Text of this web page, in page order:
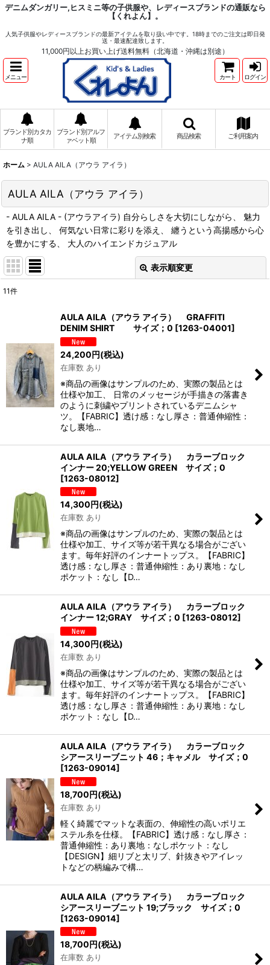
デニムダンガリー,ヒスミニ等の子供服や、レディースブランドの通販なら
【くれよん】。
人気子供服やレディースブランドの最新アイテムを取り扱い中です。18時までのご注文は即日発
送・最速配達致します。
11,000円以上お買い上げ送料無料（北海道・沖縄は別途）
メニュー カート ログイン
ブランド別カタカ
ナ順
ブランド別アルフ
ァベット順
アイテム別検索 商品検索 ご利用案内
ホーム > AULA AILA（アウラ アイラ）
AULA AILA（アウラ アイラ）
- AULA AILA - (アウラアイラ) 自分らしさを大切にしながら、 魅力
を引き出し、 何気ない日常に彩りを添え、 纏うという高揚感から心
を豊かにする、 大人のハイエンドカジュアル
表示順変更
11件
AULA AILA（アウラ アイラ） GRAFFITI
DENIM SHIRT サイズ；0 [1263-04001]
24,200円(税込)
在庫数 あり
※商品の画像はサンプルのため、実際の製品とは
仕様や加工、 日常のメッセージが手描きの落書き
のように刺繍やプリントされているデニムシャ
ツ。【FABRIC】透け感：なし厚さ：普通伸縮性：
なし裏地…
AULA AILA（アウラ アイラ） カラーブロック
インナー 20;YELLOW GREEN サイズ；0
[1263-08012]
14,300円(税込)
在庫数 あり
※商品の画像はサンプルのため、実際の製品とは
仕様や加工、サイズ等が若干異なる場合がござい
ます。毎年好評のインナートップス。【FABRIC】
透け感：なし厚さ：普通伸縮性：あり裏地：なし
ポケット：なし【D…
AULA AILA（アウラ アイラ） カラーブロック
インナー 12;GRAY サイズ；0 [1263-08012]
14,300円(税込)
在庫数 あり
※商品の画像はサンプルのため、実際の製品とは
仕様や加工、サイズ等が若干異なる場合がござい
ます。毎年好評のインナートップス。【FABRIC】
透け感：なし厚さ：普通伸縮性：あり裏地：なし
ポケット：なし【D…
AULA AILA（アウラ アイラ） カラーブロック
シアースリーブニット 46；キャメル サイズ；0
[1263-09014]
18,700円(税込)
在庫数 あり
軽く綺麗でマットな表面の、伸縮性の高いポリエ
ステル糸を仕様。【FABRIC】透け感：なし厚さ：
普通伸縮性：あり裏地：なしポケット：なし
【DESIGN】細リブと太リブ、針抜きやアイレッ
トなどの柄編みで構…
AULA AILA（アウラ アイラ） カラーブロック
シアースリーブニット 19;ブラック サイズ；0
[1263-09014]
18,700円(税込)
在庫数 あり